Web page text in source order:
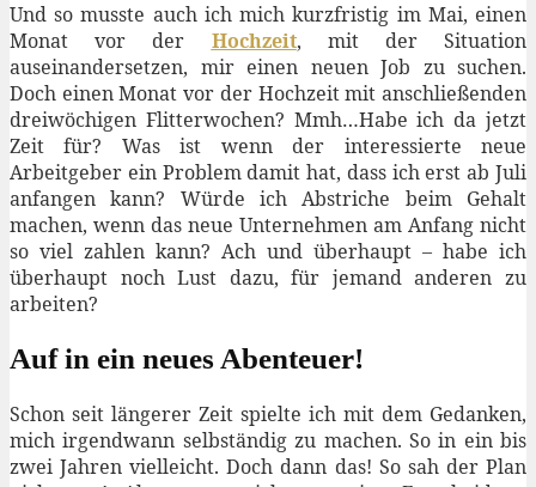
Und so musste auch ich mich kurzfristig im Mai, einen
Monat vor der Hochzeit, mit der Situation
auseinandersetzen, mir einen neuen Job zu suchen.
Doch einen Monat vor der Hochzeit mit anschließenden
dreiwöchigen Flitterwochen? Mmh…Habe ich da jetzt
Zeit für? Was ist wenn der interessierte neue
Arbeitgeber ein Problem damit hat, dass ich erst ab Juli
anfangen kann? Würde ich Abstriche beim Gehalt
machen, wenn das neue Unternehmen am Anfang nicht
so viel zahlen kann? Ach und überhaupt – habe ich
überhaupt noch Lust dazu, für jemand anderen zu
arbeiten?
Auf in ein neues Abenteuer!
Schon seit längerer Zeit spielte ich mit dem Gedanken,
mich irgendwann selbständig zu machen. So in ein bis
zwei Jahren vielleicht. Doch dann das! So sah der Plan